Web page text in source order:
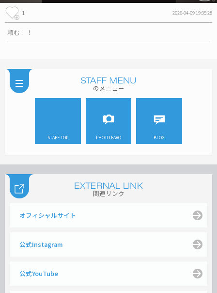
1 2026-04-09 19:35:28
頼む！！
のメニュー
STAFF TOP PHOTO FAVO BLOG
関連リンク
オフィシャルサイト
公式Instagram
公式YouTube